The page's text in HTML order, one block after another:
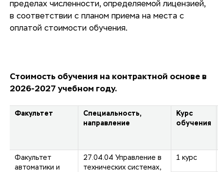
пределах численности, определяемой лицензией,
в соответствии с планом приема на места с
оплатой стоимости обучения.
Стоимость обучения на контрактной основе в
2026-2027 учебном году.
Факультет
Специальность,
направление
Курс
обучения
Факультет
автоматики и
27.04.04 Управление в
технических системах,
1 курс